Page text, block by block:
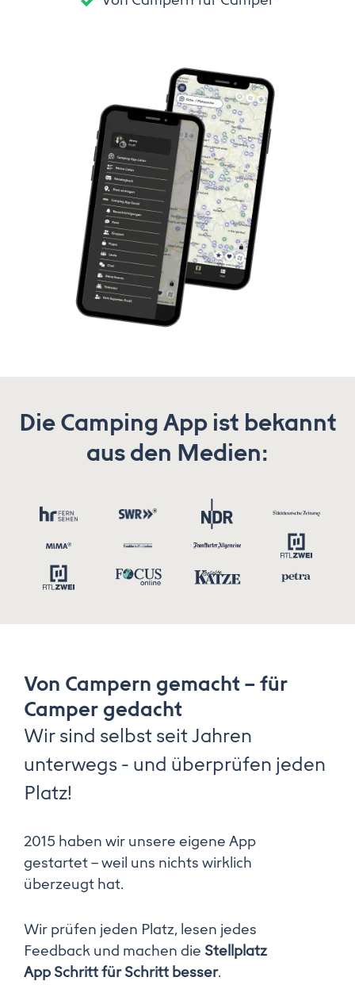
Die Camping App ist bekannt
aus den Medien:
Von Campern gemacht – für
Camper gedacht
Wir sind selbst seit Jahren
unterwegs - und überprüfen jeden
Platz!
2015 haben wir unsere eigene App
gestartet – weil uns nichts wirklich
überzeugt hat.
Wir prüfen jeden Platz, lesen jedes
Feedback und machen die Stellplatz
App Schritt für Schritt besser.